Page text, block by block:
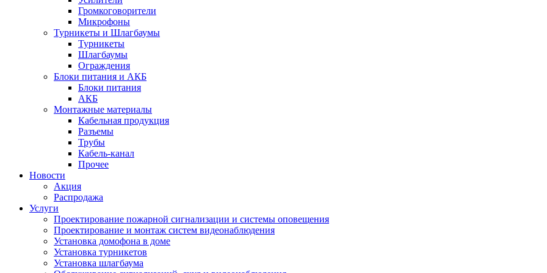
Громкоговорители
Микрофоны
Турникеты и Шлагбаумы
Турникеты
Шлагбаумы
Ограждения
Блоки питания и АКБ
Блоки питания
АКБ
Монтажные материалы
Кабельная продукция
Разъемы
Трубы
Кабель-канал
Прочее
Новости
Акция
Распродажа
Услуги
Проектирование пожарной сигнализации и системы оповещения
Проектирование и монтаж систем видеонаблюдения
Установка домофона в доме
Установка турникетов
Установка шлагбаума